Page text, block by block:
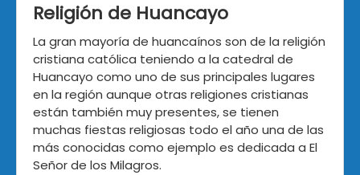
Religión de Huancayo
La gran mayoría de huancaínos son de la religión
cristiana católica teniendo a la catedral de
Huancayo como uno de sus principales lugares
en la región aunque otras religiones cristianas
están también muy presentes, se tienen
muchas fiestas religiosas todo el año una de las
más conocidas como ejemplo es dedicada a El
Señor de los Milagros.